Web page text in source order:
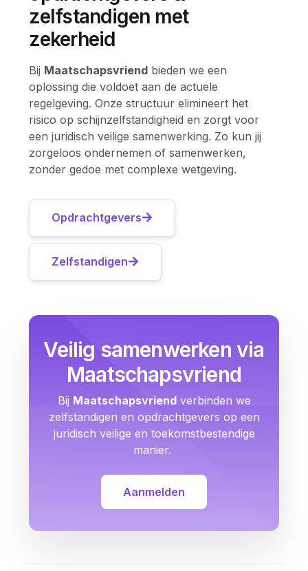
zelfstandigen met
zekerheid
Bij Maatschapsvriend bieden we een
oplossing die voldoet aan de actuele
regelgeving. Onze structuur elimineert het
risico op schijnzelfstandigheid en zorgt voor
een juridisch veilige samenwerking. Zo kun jij
zorgeloos ondernemen of samenwerken,
zonder gedoe met complexe wetgeving.
Opdrachtgevers
Zelfstandigen
Veilig samenwerken via
Maatschapsvriend
Bij Maatschapsvriendverbinden we
zelfstandigen en opdrachtgevers op een
juridisch veilige en toekomstbestendige
manier.
Aanmelden